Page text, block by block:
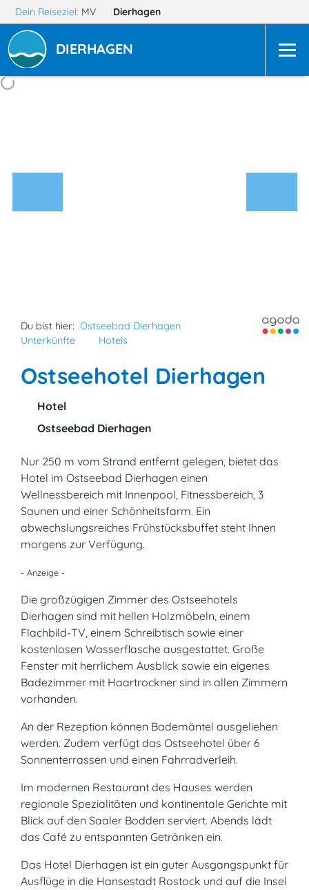
Dein Reiseziel: MV Dierhagen
DIERHAGEN
Du bist hier: Ostseebad Dierhagen
Unterkünfte
Hotels
Ostseehotel Dierhagen
Hotel
Ostseebad Dierhagen
Nur 250 m vom Strand entfernt gelegen, bietet das
Hotel im Ostseebad Dierhagen einen
Wellnessbereich mit Innenpool, Fitnessbereich, 3
Saunen und einer Schönheitsfarm. Ein
abwechslungsreiches Frühstücksbuffet steht Ihnen
morgens zur Verfügung.
- Anzeige -
Die großzügigen Zimmer des Ostseehotels
Dierhagen sind mit hellen Holzmöbeln, einem
Flachbild-TV, einem Schreibtisch sowie einer
kostenlosen Wasserflasche ausgestattet. Große
Fenster mit herrlichem Ausblick sowie ein eigenes
Badezimmer mit Haartrockner sind in allen Zimmern
vorhanden.
An der Rezeption können Bademäntel ausgeliehen
werden. Zudem verfügt das Ostseehotel über 6
Sonnenterrassen und einen Fahrradverleih.
Im modernen Restaurant des Hauses werden
regionale Spezialitäten und kontinentale Gerichte mit
Blick auf den Saaler Bodden serviert. Abends lädt
das Café zu entspannten Getränken ein.
Das Hotel Dierhagen ist ein guter Ausgangspunkt für
Ausflüge in die Hansestadt Rostock und auf die Insel